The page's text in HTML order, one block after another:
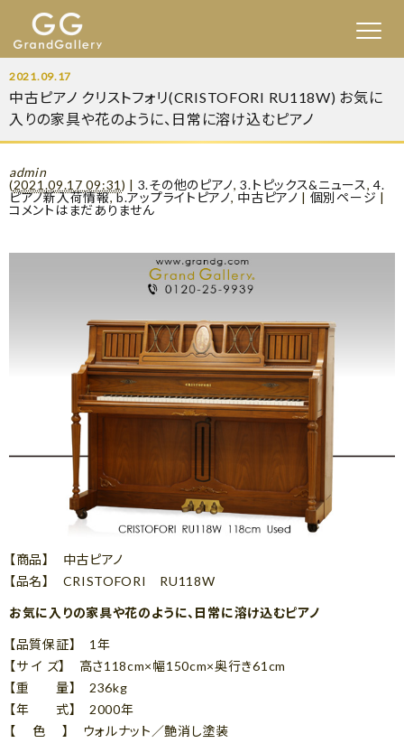
2021.09.17
中古ピアノ クリストフォリ(CRISTOFORI RU118W) お気に
入りの家具や花のように、日常に溶け込むピアノ
admin
(2021.09.17 09:31 ) | 3.その他のピアノ,3.トピックス&ニュース,4.
ピアノ新入荷情報,b.アップライトピアノ, 中古ピアノ | 個別ページ |
コメントはまだありません
【商品】 中古ピアノ
【品名】 CRISTOFORI RU118W
お気に入りの家具や花のように、日常に溶け込むピアノ
【品質保証】 1年
【サ イ ズ】 高さ118cm×幅150cm×奥行き61cm
【重 量】 236kg
【年 式】 2000年
【 色 】 ウォルナット／艶消し塗装